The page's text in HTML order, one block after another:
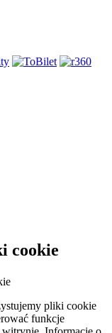
cookie
pliki cookie
funkcje